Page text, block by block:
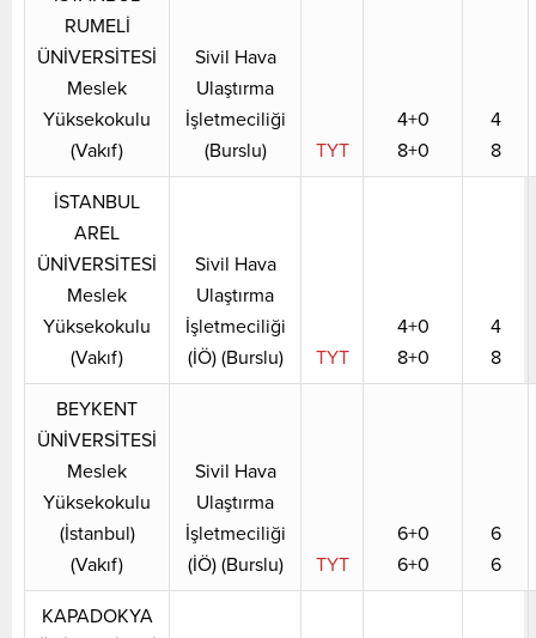
RUMELİ
ÜNİVERSİTESİ
Meslek
Yüksekokulu
(Vakıf)
Sivil Hava
Ulaştırma
İşletmeciliği
(Burslu)
TYT
4+0
8+0
4
8
İSTANBUL
AREL
ÜNİVERSİTESİ
Meslek
Yüksekokulu
(Vakıf)
Sivil Hava
Ulaştırma
İşletmeciliği
(İÖ) (Burslu)
TYT
4+0
8+0
4
8
BEYKENT
ÜNİVERSİTESİ
Meslek
Yüksekokulu
(İstanbul)
(Vakıf)
Sivil Hava
Ulaştırma
İşletmeciliği
(İÖ) (Burslu)
TYT
6+0
6+0
6
6
KAPADOKYA